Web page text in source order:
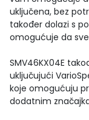
uključena, bez
također dolazi s
omogućuje da
SMV46KX04E
uključujući
koje omogućuju
dodatnim